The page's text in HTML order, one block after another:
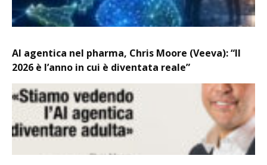
AI agentica nel pharma, Chris Moore (Veeva): “Il
2026 è l’anno in cui è diventata reale”